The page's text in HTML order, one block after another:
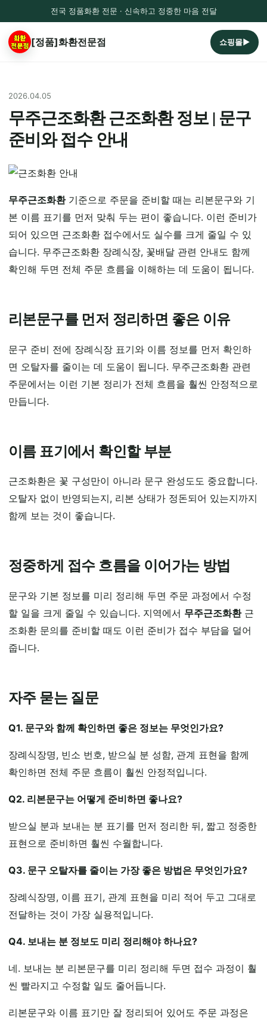
전국 정품화환 전문 · 신속하고 정중한 마음 전달
[정품]화환전문점 쇼핑몰▶
2026.04.05
무주근조화환 근조화환 정보 | 문구
준비와 접수 안내
무주근조화환기준으로 주문을 준비할 때는 리본문구와 기
본 이름 표기를 먼저 맞춰 두는 편이 좋습니다. 이런 준비가
되어 있으면 근조화환 접수에서도 실수를 크게 줄일 수 있
습니다. 무주근조화환 장례식장, 꽃배달 관련 안내도 함께
확인해 두면 전체 주문 흐름을 이해하는 데 도움이 됩니다.
리본문구를 먼저 정리하면 좋은 이유
문구 준비 전에 장례식장 표기와 이름 정보를 먼저 확인하
면 오탈자를 줄이는 데 도움이 됩니다. 무주근조화환 관련
주문에서는 이런 기본 정리가 전체 흐름을 훨씬 안정적으로
만듭니다.
이름 표기에서 확인할 부분
근조화환은 꽃 구성만이 아니라 문구 완성도도 중요합니다.
오탈자 없이 반영되는지, 리본 상태가 정돈되어 있는지까지
함께 보는 것이 좋습니다.
정중하게 접수 흐름을 이어가는 방법
문구와 기본 정보를 미리 정리해 두면 주문 과정에서 수정
할 일을 크게 줄일 수 있습니다. 지역에서 무주근조화환근
조화환 문의를 준비할 때도 이런 준비가 접수 부담을 덜어
줍니다.
자주 묻는 질문
Q1. 문구와 함께 확인하면 좋은 정보는 무엇인가요?
장례식장명, 빈소 번호, 받으실 분 성함, 관계 표현을 함께
확인하면 전체 주문 흐름이 훨씬 안정적입니다.
Q2. 리본문구는 어떻게 준비하면 좋나요?
받으실 분과 보내는 분 표기를 먼저 정리한 뒤, 짧고 정중한
표현으로 준비하면 훨씬 수월합니다.
Q3. 문구 오탈자를 줄이는 가장 좋은 방법은 무엇인가요?
장례식장명, 이름 표기, 관계 표현을 미리 적어 두고 그대로
전달하는 것이 가장 실용적입니다.
Q4. 보내는 분 정보도 미리 정리해야 하나요?
네. 보내는 분 리본문구를 미리 정리해 두면 접수 과정이 훨
씬 빨라지고 수정할 일도 줄어듭니다.
리본문구와 이름 표기만 잘 정리되어 있어도 주문 과정은